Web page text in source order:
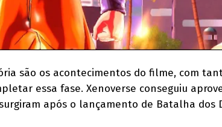
são os acontecimentos do filme, com
essa fase. Xenoverse conseguiu
após o lançamento de Batalha dos